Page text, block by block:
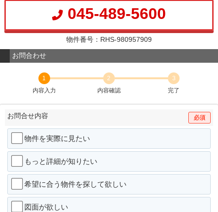
045-489-5600
物件番号：RHS-980957909
お問合わせ
1
内容入力
2
内容確認
3
完了
お問合せ内容 必須
物件を実際に見たい
もっと詳細が知りたい
希望に合う物件を探して欲しい
図面が欲しい